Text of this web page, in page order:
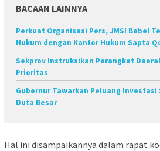
BACAAN LAINNYA
Perkuat Organisasi Pers, JMSI Babel
Hukum dengan Kantor Hukum Sapta
Sekprov Instruksikan Perangkat
Prioritas
Gubernur Tawarkan Peluang
Duta Besar
Hal ini disampaikannya dalam rapat